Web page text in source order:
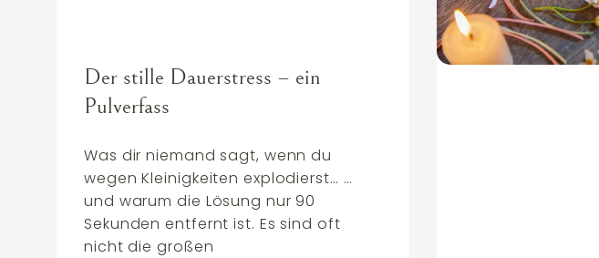
Der stille Dauerstress – ein
Pulverfass
Was dir niemand sagt, wenn du
wegen Kleinigkeiten explodierst… …
und warum die Lösung nur 90
Sekunden entfernt ist. Es sind oft
nicht die großen